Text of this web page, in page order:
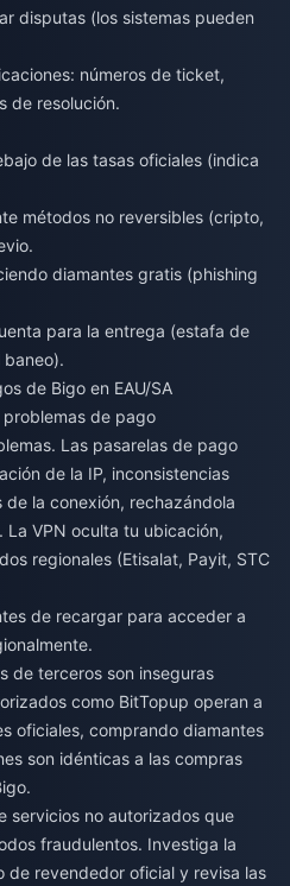
disputas (los sistemas pueden
números de ticket,
de resolución.
de las tasas oficiales (indica
métodos no reversibles (cripto,
diamantes gratis (phishing
para la entrega (estafa de
de Bigo en EAU/SA
problemas de pago
Las pasarelas de pago
de la IP, inconsistencias
la conexión, rechazándola
VPN oculta tu ubicación,
regionales (Etisalat, Payit, STC
de recargar para acceder a
de terceros son inseguras
como BitTopup operan a
oficiales, comprando diamantes
son idénticas a las compras
servicios no autorizados que
fraudulentos. Investiga la
de revendedor oficial y revisa las